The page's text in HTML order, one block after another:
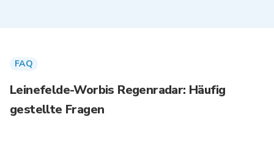
FAQ
Leinefelde-Worbis Regenradar: Häufig
gestellte Fragen